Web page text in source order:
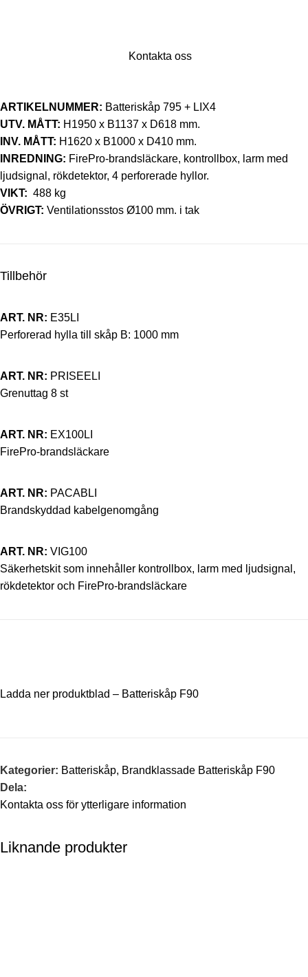
Kontakta oss
ARTIKELNUMMER: Batteriskåp 795 + LIX4
UTV. MÅTT: H1950 x B1137 x D618 mm.
INV. MÅTT: H1620 x B1000 x D410 mm.
INREDNING: FirePro-brandsläckare, kontrollbox, larm med
ljudsignal, rökdetektor, 4 perforerade hyllor.
VIKT: 488 kg
ÖVRIGT: Ventilationsstos Ø100 mm. i tak
Tillbehör
ART. NR: E35LI
Perforerad hylla till skåp B: 1000 mm
ART. NR: PRISEELI
Grenuttag 8 st
ART. NR: EX100LI
FirePro-brandsläckare
ART. NR: PACABLI
Brandskyddad kabelgenomgång
ART. NR: VIG100
Säkerhetskit som innehåller kontrollbox, larm med ljudsignal,
rökdetektor och FirePro-brandsläckare
Ladda ner produktblad – Batteriskåp F90
Kategorier: Batteriskåp, Brandklassade Batteriskåp F90
Dela:
Kontakta oss för ytterligare information
Liknande produkter